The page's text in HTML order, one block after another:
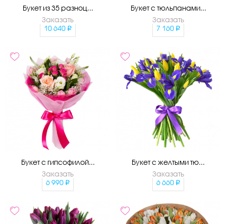
Букет из 35 разноц...
Заказать
10 640
Букет с тюльпанами...
Заказать
7 160
Букет с гипсофилой...
Заказать
6 990
Букет с желтыми тю...
Заказать
6 660